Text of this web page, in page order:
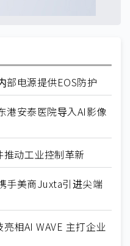
部电源提供EOS防护
港安泰医院导入AI影像
动工业控制革新
手美商Juxta引进尖端
相AI WAVE 主打企业